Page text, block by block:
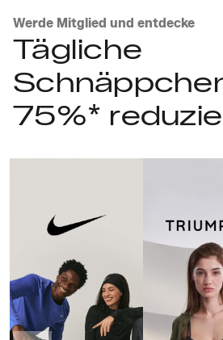
Werde Mitglied und entdecke
Tägliche
75%*